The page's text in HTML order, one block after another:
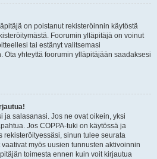
on poistanut rekisteröinnin käytöstä
Foorumin ylläpitäjä on voinut
tai estänyt valitsemasi
Ota yhteyttä foorumin ylläpitäjään saadaksesi
ja salasanasi. Jos ne ovat oikein, yksi
Jos COPPA-tuki on käytössä ja
rekisteröityessäsi, sinun tulee seurata
myös uusien tunnusten aktivoinnin
toimesta ennen kuin voit kirjautua